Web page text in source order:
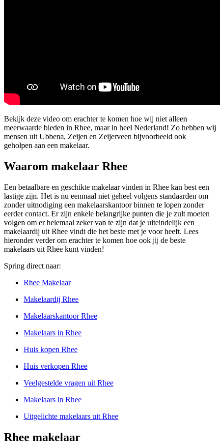
Bekijk deze video om erachter te komen hoe wij niet alleen
meerwaarde bieden in Rhee, maar in heel Nederland! Zo hebben wij
mensen uit Ubbena, Zeijen en Zeijerveen bijvoorbeeld ook
geholpen aan een makelaar.
Waarom makelaar Rhee
Een betaalbare en geschikte makelaar vinden in Rhee kan best een
lastige zijn. Het is nu eenmaal niet geheel volgens standaarden om
zonder uitnodiging een makelaarskantoor binnen te lopen zonder
eerder contact. Er zijn enkele belangrijke punten die je zult moeten
volgen om er helemaal zeker van te zijn dat je uiteindelijk een
makelaardij uit Rhee vindt die het beste met je voor heeft. Lees
hieronder verder om erachter te komen hoe ook jij de beste
makelaars uit Rhee kunt vinden!
Spring direct naar:
Rhee Makelaar
Makelaardij Rhee
Makelaarskantoor Rhee
Makelaars in Rhee
Huis kopen Rhee
Huis verkopen Rhee
Veelgestelde vragen uit Rhee
Makelaars in Rhee
Uitgelichte makelaars uit Rhee
Rhee makelaar